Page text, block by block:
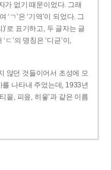
가 없기 때문이었다. 그래
‘ㄱ’은 ‘기역’이 되었다. 그
)’로 표기하고, 두 글자는 글
’의 명칭은 ‘디귿’이,
않던 것들이어서 초성에 모
를 나타내 주었는데, 1933년
읕, 피읖, 히읗’과 같은 이름